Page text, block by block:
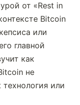
от «Rest in
Bitcoin
или
главной
как
не
или